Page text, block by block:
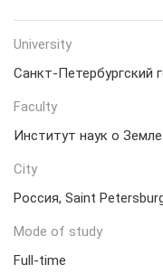
University
Санкт-Петербургский
Faculty
Институт наук о Земле
City
Россия, Saint
Mode of study
Full-time